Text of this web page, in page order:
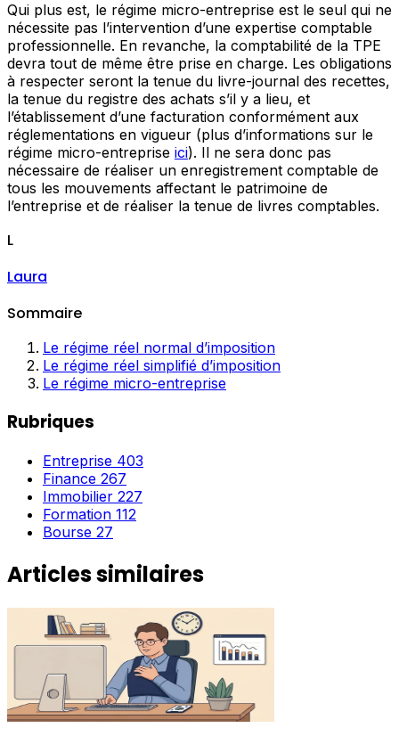
Qui plus est, le régime micro-entreprise est le seul qui ne
nécessite pas l’intervention d’une expertise comptable
professionnelle. En revanche, la comptabilité de la TPE
devra tout de même être prise en charge. Les obligations
à respecter seront la tenue du livre-journal des recettes,
la tenue du registre des achats s’il y a lieu, et
l’établissement d’une facturation conformément aux
réglementations en vigueur (plus d’informations sur le
régime micro-entreprise ici). Il ne sera donc pas
nécessaire de réaliser un enregistrement comptable de
tous les mouvements affectant le patrimoine de
l’entreprise et de réaliser la tenue de livres comptables.
L
Laura
Sommaire
Le régime réel normal d’imposition
Le régime réel simplifié d’imposition
Le régime micro-entreprise
Rubriques
Entreprise 403
Finance 267
Immobilier 227
Formation 112
Bourse 27
Articles similaires